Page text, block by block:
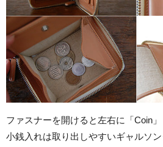
ファスナーを開けると左右に「Coin」
小銭入れは取り出しやすいギャルソ